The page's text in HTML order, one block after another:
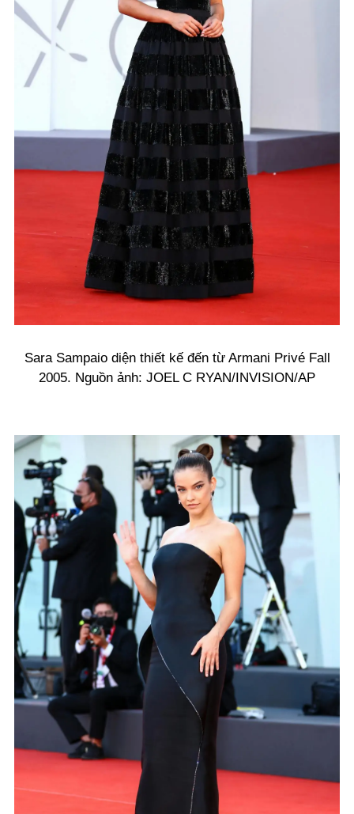
Sara Sampaio diện thiết kế đến từ Armani Privé Fall
2005. Nguồn ảnh: JOEL C RYAN/INVISION/AP